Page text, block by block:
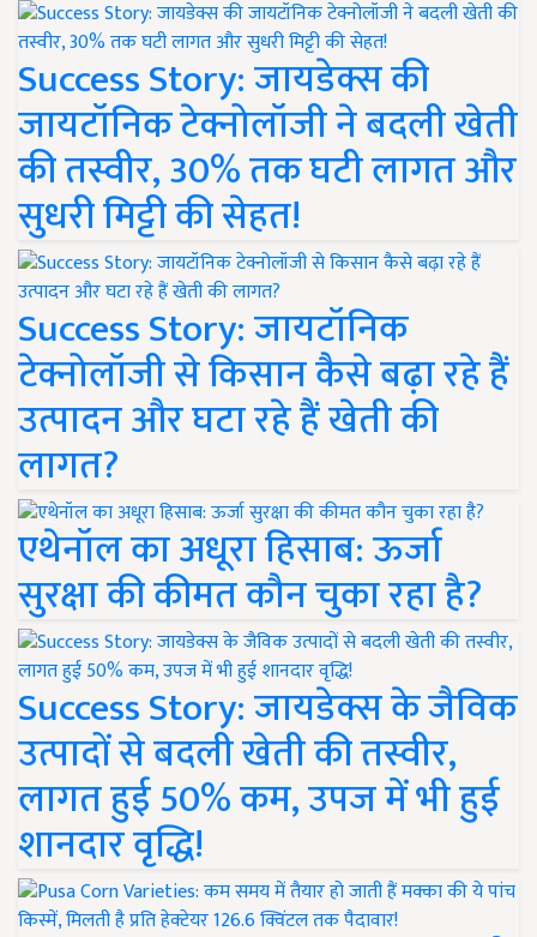
Success Story: जायडेक्स की
जायटॉनिक टेक्नोलॉजी ने बदली खेती
की तस्वीर, 30% तक घटी लागत और
सुधरी मिट्टी की सेहत!
Success Story: जायटॉनिक
टेक्नोलॉजी से किसान कैसे बढ़ा रहे हैं
उत्पादन और घटा रहे हैं खेती की
लागत?
एथेनॉल का अधूरा हिसाब: ऊर्जा
सुरक्षा की कीमत कौन चुका रहा है?
Success Story: जायडेक्स के जैविक
उत्पादों से बदली खेती की तस्वीर,
लागत हुई 50% कम, उपज में भी हुई
शानदार वृद्धि!